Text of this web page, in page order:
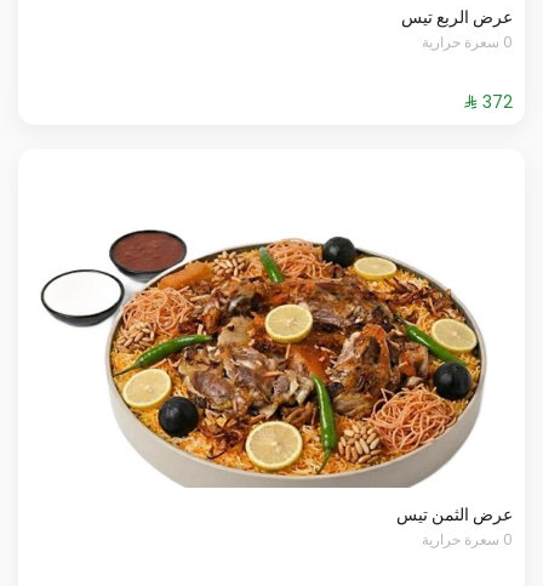
عرض الربع تيس
0 سعرة حرارية
عرض الثمن تيس
0 سعرة حرارية